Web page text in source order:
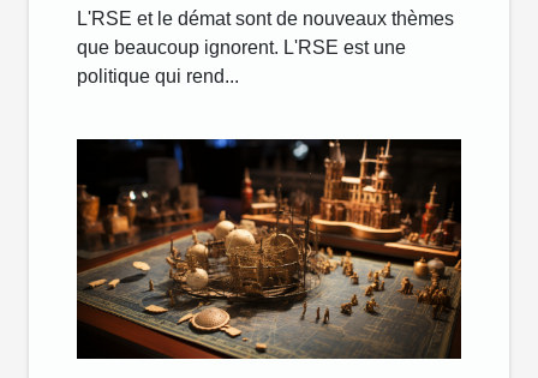
L'RSE et le démat sont de nouveaux thèmes
que beaucoup ignorent. L'RSE est une
politique qui rend...